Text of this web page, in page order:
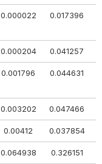
0.000022 0.017396
0.000204 0.041257
0.001796 0.044631
0.003202 0.047466
0.00412 0.037854
0.064938 0.326151